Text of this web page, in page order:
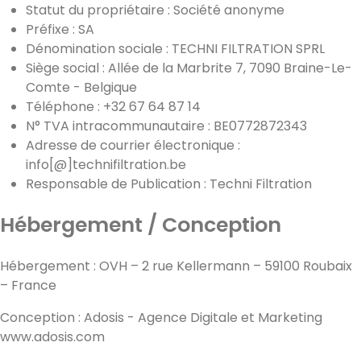
Statut du propriétaire : Société anonyme
Préfixe : SA
Dénomination sociale : TECHNI FILTRATION SPRL
Siège social : Allée de la Marbrite 7, 7090 Braine-Le-
Comte - Belgique
Téléphone : +32 67 64 87 14
N° TVA intracommunautaire : BE0772872343
Adresse de courrier électronique :
info[@]technifiltration.be
Responsable de Publication : Techni Filtration
Hébergement / Conception
Hébergement : OVH – 2 rue Kellermann – 59100 Roubaix
– France
Conception : Adosis - Agence Digitale et Marketing
www.adosis.com